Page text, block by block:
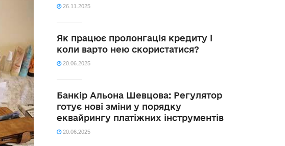
26.11.2025
Як працює пролонгація кредиту і
коли варто нею скористатися?
20.06.2025
Банкір Альона Шевцова: Регулятор
готує нові зміни у порядку
еквайрингу платіжних інструментів
20.06.2025